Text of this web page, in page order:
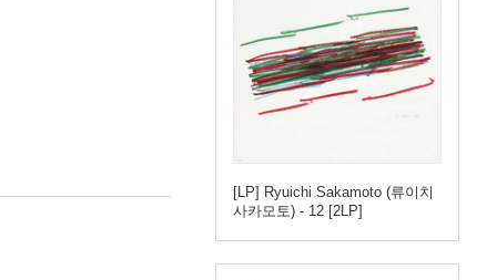
[LP] Ryuichi Sakamoto (류이치
사카모토) - 12 [2LP]